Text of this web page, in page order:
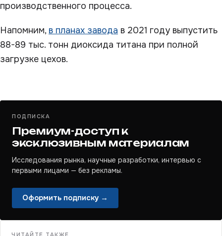
производственного процесса.
Напомним, в планах завода в 2021 году выпустить
88-89 тыс. тонн диоксида титана при полной
загрузке цехов.
ПОДПИСКА
Премиум-доступ к
эксклюзивным материалам
Исследования рынка, научные разработки, интервью с
первыми лицами — без рекламы.
Оформить подписку →
ЧИТАЙТЕ ТАКЖЕ